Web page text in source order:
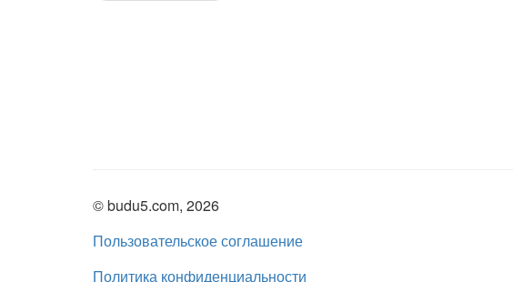
© budu5.com, 2026
Пользовательское соглашение
Политика конфиденциальности